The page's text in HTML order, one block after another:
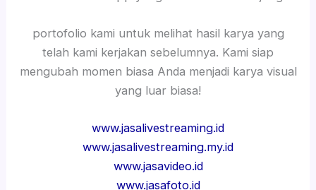
portofolio kami untuk melihat hasil karya yang
telah kami kerjakan sebelumnya. Kami siap
mengubah momen biasa Anda menjadi karya visual
yang luar biasa!
www.jasalivestreaming.id
www.jasalivestreaming.my.id
www.jasavideo.id
www.jasafoto.id